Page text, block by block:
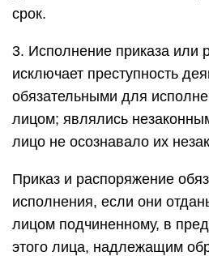
срок.
3. Исполнение приказа или
исключает преступность
обязательными для
лицом; являлись
лицо не осознавало их
Приказ и распоряжение
исполнения, если они
лицом подчиненному, в
этого лица, надлежащим